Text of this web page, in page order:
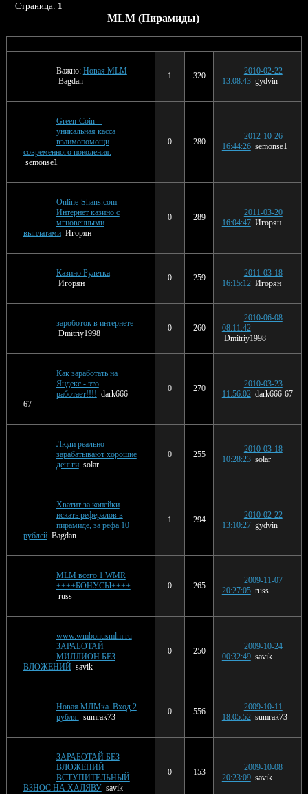
MLM (Пирамиды)
Страница: 1
Важно: Новая MLM
Bagdan
1 320
2010-02-22
13:08:43 gydvin
Green-Сoin --
уникальная касса
взаимопомощи
современного поколения.
semonse1
0 280
2012-10-26
16:44:26 semonse1
Online-Shans.com -
Интернет казино с
мгновенными
выплатами Игорян
0 289
2011-03-20
16:04:47 Игорян
Казино Рулетка
Игорян
0 259
2011-03-18
16:15:12 Игорян
зароботок в интернете
Dmitriy1998
0 260
2010-06-08
08:11:42
Dmitriy1998
Как заработать на
Яндекс - это
работает!!!! dark666-
67
0 270
2010-03-23
11:56:02 dark666-67
Люди реально
зарабатывают хорошие
деньги solar
0 255
2010-03-18
10:28:23 solar
Хватит за копейки
искать рефералов в
пирамиде, за рефа 10
рублей Bagdan
1 294
2010-02-22
13:10:27 gydvin
MLM всего 1 WMR
++++БОНУСЫ++++
russ
0 265
2009-11-07
20:27:05 russ
www.wmbonusmlm.ru
ЗАРАБОТАЙ
МИЛЛИОН БЕЗ
ВЛОЖЕНИЙ savik
0 250
2009-10-24
00:32:49 savik
Новая МЛМка. Вход 2
рубля. sumrak73
0 556
2009-10-11
18:05:52 sumrak73
ЗАРАБОТАЙ БЕЗ
ВЛОЖЕНИЙ
ВСТУПИТЕЛЬНЫЙ
ВЗНОС НА ХАЛЯВУ savik
0 153
2009-10-08
20:23:09 savik